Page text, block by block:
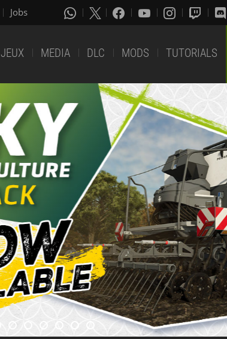
Jobs
JEUX MEDIA DLC MODS TUTORIALS